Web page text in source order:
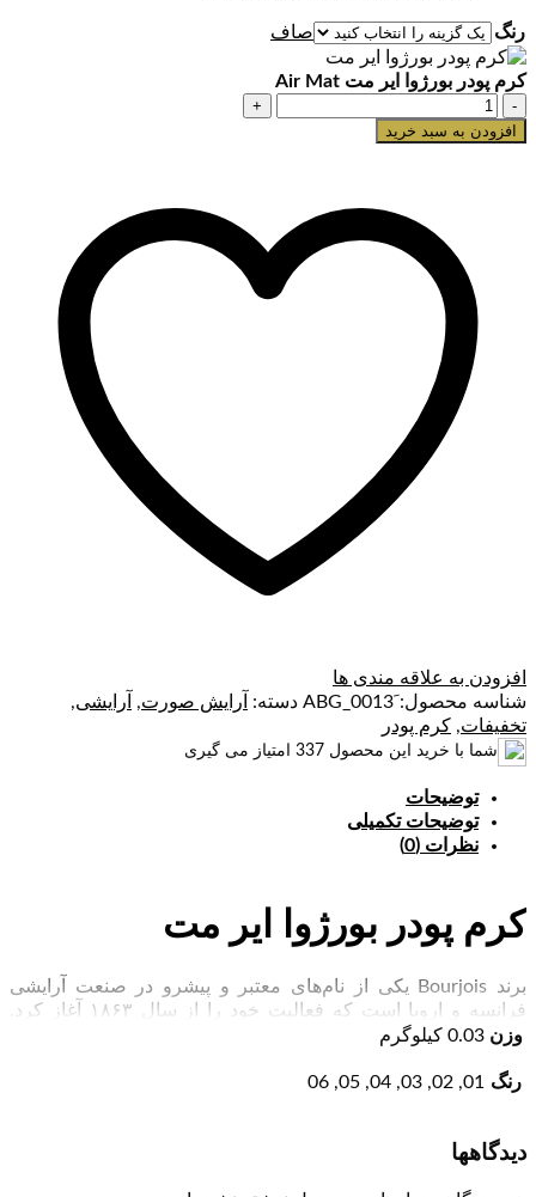
رنگ صاف
کرم پودر بورژ‌وا ایر مت Air Mat
کرم
پودر
افزودن به سبد خرید
افزودن به علاقه مندی ها
شناسه محصول:
دسته: آرایش صورت, آرایشی,
تخفیفات, کرم پودر
شما با خرید این محصول 337 امتیاز می گیری
توضیحات
توضیحات تکمیلی
نظرات (0)
کرم پودر بورژ‌وا ایر مت
برند Bourjois یکی از نام‌های معتبر و پیشرو در صنعت آرایشی
فرانسه و اروپا است که فعالیت خود را از سال ۱۸۶۳ آغاز کرد.
نخستین محصول این برند، پودر برنجی نرم‌کننده بود که خیلی زود
کرد. یکی از محبوب‌ترین انواع کرم‌پودرها، کرم‌پودرهای مایع هستند؛
خانم‌هایی است که فرصت تمدید آرایش در طول روز را ندارند.
وزن 0.03 کیلوگرم
رنگ 01, 02, 03, 04, 05, 06
دیدگاهها